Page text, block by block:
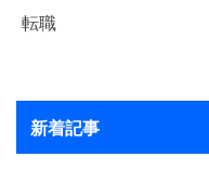
転職
新着記事